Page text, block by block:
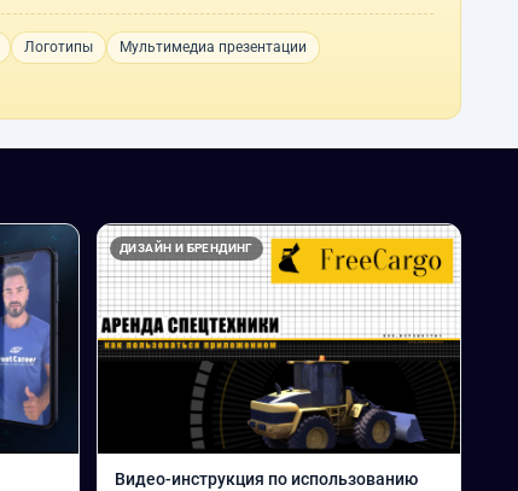
Логотипы
Мультимедиа презентации
ДИЗАЙН И БРЕНДИНГ
Видео-инструкция по использованию